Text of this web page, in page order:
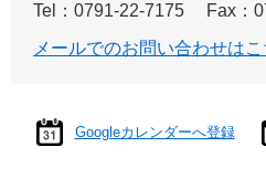
Tel：0791-22-7175
Fax：
メールでのお問い合わせはこ
Googleカレンダーへ登録